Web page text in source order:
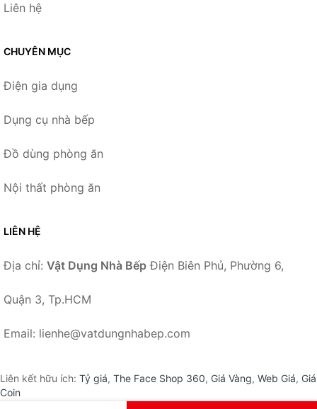
Liên hệ
CHUYÊN MỤC
Điện gia dụng
Dụng cụ nhà bếp
Đồ dùng phòng ăn
Nội thất phòng ăn
LIÊN HỆ
Địa chỉ: Vật Dụng Nhà Bếp Điện Biên Phủ, Phường 6,
Quận 3, Tp.HCM
Email: lienhe@vatdungnhabep.com
Liên kết hữu ích: Tỷ giá, The Face Shop 360, Giá Vàng, Web Giá, Giá
Coin